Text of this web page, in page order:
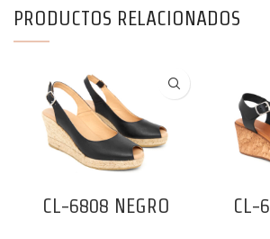
PRODUCTOS RELACIONADOS
CL-6808 NEGRO CL-